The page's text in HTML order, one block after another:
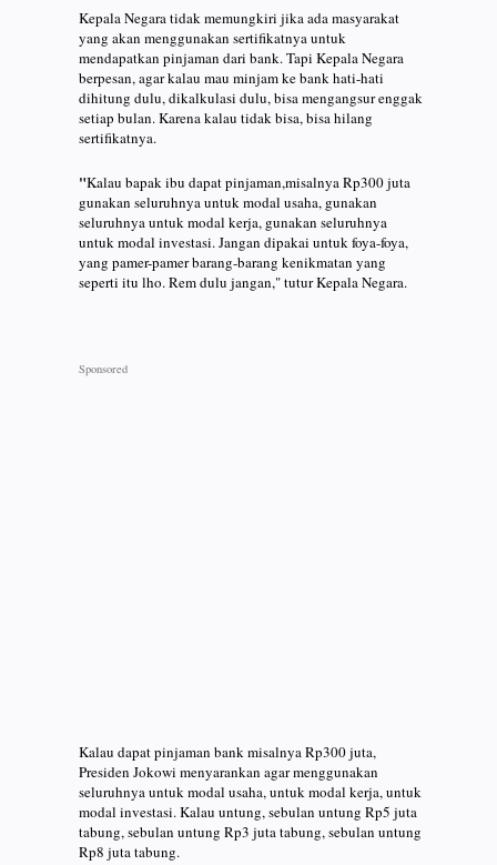
Kepala Negara tidak memungkiri jika ada masyarakat
yang akan menggunakan sertifikatnya untuk
mendapatkan pinjaman dari bank. Tapi Kepala Negara
berpesan, agar kalau mau minjam ke bank hati-hati
dihitung dulu, dikalkulasi dulu, bisa mengangsur enggak
setiap bulan. Karena kalau tidak bisa, bisa hilang
sertifikatnya.
"Kalau bapak ibu dapat pinjaman,misalnya Rp300 juta
gunakan seluruhnya untuk modal usaha, gunakan
seluruhnya untuk modal kerja, gunakan seluruhnya
untuk modal investasi. Jangan dipakai untuk foya-foya,
yang pamer-pamer barang-barang kenikmatan yang
seperti itu lho. Rem dulu jangan," tutur Kepala Negara.
Kalau dapat pinjaman bank misalnya Rp300 juta,
Presiden Jokowi menyarankan agar menggunakan
seluruhnya untuk modal usaha, untuk modal kerja, untuk
modal investasi. Kalau untung, sebulan untung Rp5 juta
tabung, sebulan untung Rp3 juta tabung, sebulan untung
Rp8 juta tabung.